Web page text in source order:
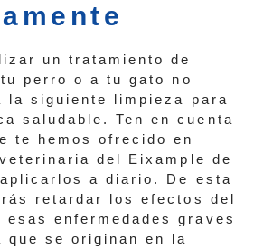
un tratamiento de
perro o a tu gato no
la siguiente limpieza para
saludable. Ten en cuenta
te hemos ofrecido en
del Eixample de
a diario. De esta
retardar los efectos del
enfermedades graves
que se originan en la